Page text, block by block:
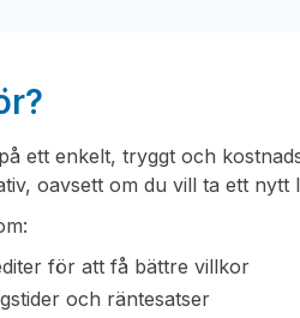
ett enkelt, tryggt och
oavsett om du vill ta ett nytt
för att få bättre villkor
och räntesatser